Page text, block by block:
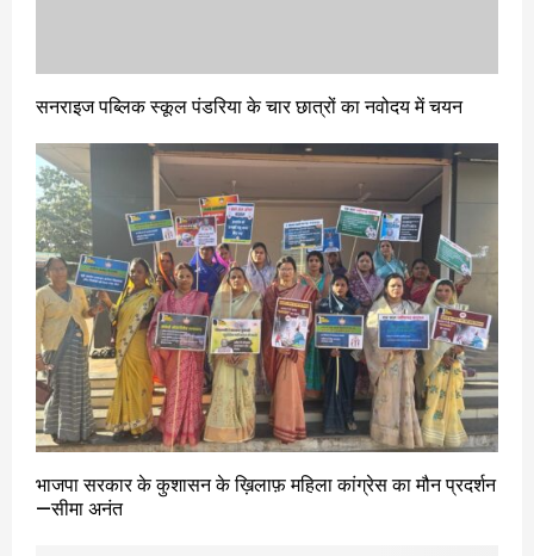
सनराइज पब्लिक स्कूल पंडरिया के चार छात्रों का नवोदय में चयन
भाजपा सरकार के कुशासन के ख़िलाफ़ महिला कांग्रेस का मौन प्रदर्शन
—सीमा अनंत